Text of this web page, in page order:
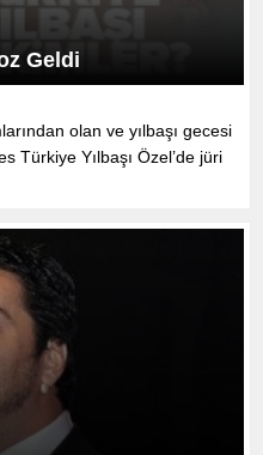
Geldi
olan ve yılbaşı gecesi
Türkiye Yılbaşı Özel’de jüri